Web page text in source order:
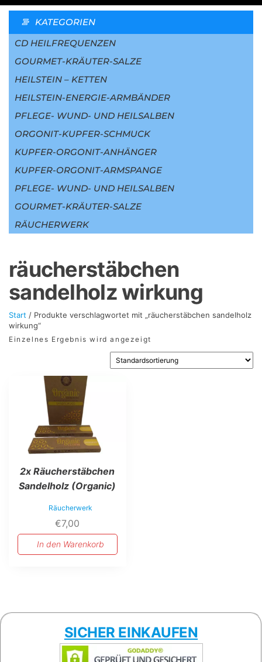
KATEGORIEN
CD HEILFREQUENZEN
GOURMET-KRÄUTER-SALZE
HEILSTEIN – KETTEN
HEILSTEIN-ENERGIE-ARMBÄNDER
PFLEGE- WUND- UND HEILSALBEN
ORGONIT-KUPFER-SCHMUCK
KUPFER-ORGONIT-ANHÄNGER
KUPFER-ORGONIT-ARMSPANGE
PFLEGE- WUND- UND HEILSALBEN
GOURMET-KRÄUTER-SALZE
RÄUCHERWERK
räucherstäbchen
sandelholz wirkung
Start / Produkte verschlagwortet mit „räucherstäbchen sandelholz
wirkung“
Einzelnes Ergebnis wird angezeigt
2x Räucherstäbchen
Sandelholz (Organic)
Räucherwerk
€7,00
In den Warenkorb
SICHER EINKAUFEN